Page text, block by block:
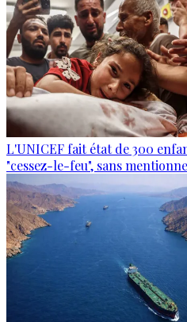
L'UNICEF fait état de 300
"cessez-le-feu", sans